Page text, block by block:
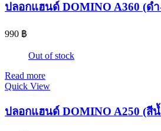
ปลอกแฮนด์ DOMINO A360 (ด
990 ฿
Out of stock
Read more
Quick View
ปลอกแฮนด์ DOMINO A250 (สีน้